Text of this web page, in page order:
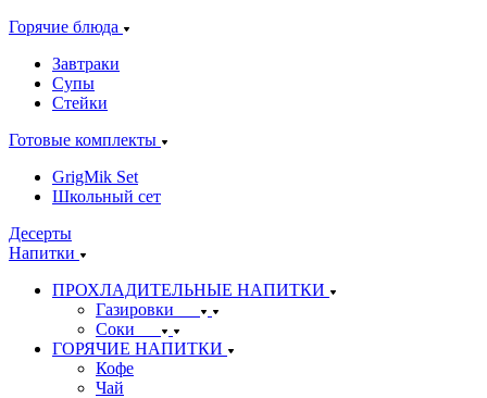
Горячие блюда
Завтраки
Супы
Стейки
Готовые комплекты
GrigMik Set
Школьный сет
Десерты
Напитки
ПРОХЛАДИТЕЛЬНЫЕ НАПИТКИ
Газировки
Соки
ГОРЯЧИЕ НАПИТКИ
Кофе
Чай